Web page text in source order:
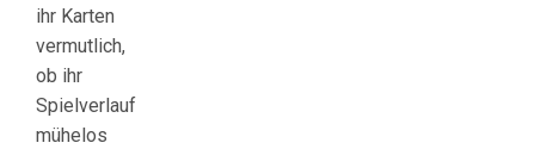
ihr Karten
vermutlich,
ob ihr
Spielverlauf
mühelos